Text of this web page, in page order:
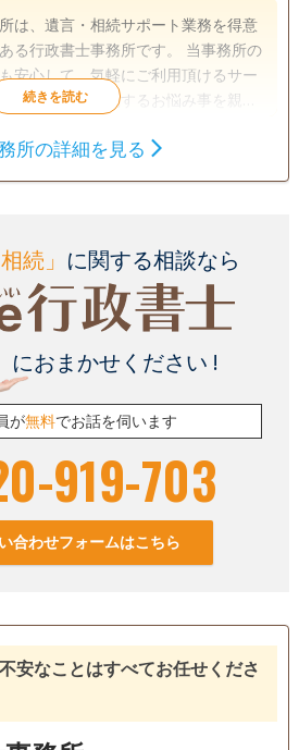
は、遺言・相続サポート業務を得意
書士事務所です。 当事務所の
安心して、気軽にご利用頂けるサー
言・相続」に関するお悩み事を親
気軽にご相談下さい。
遺産分割
土日相談可 初回相談無料
面談可
所の詳細を見る
相続」 に関する相談なら
におまかせください !
が無料でお話を伺います
919-703
合わせフォームはこちら
安なことはすべてお任せくださ